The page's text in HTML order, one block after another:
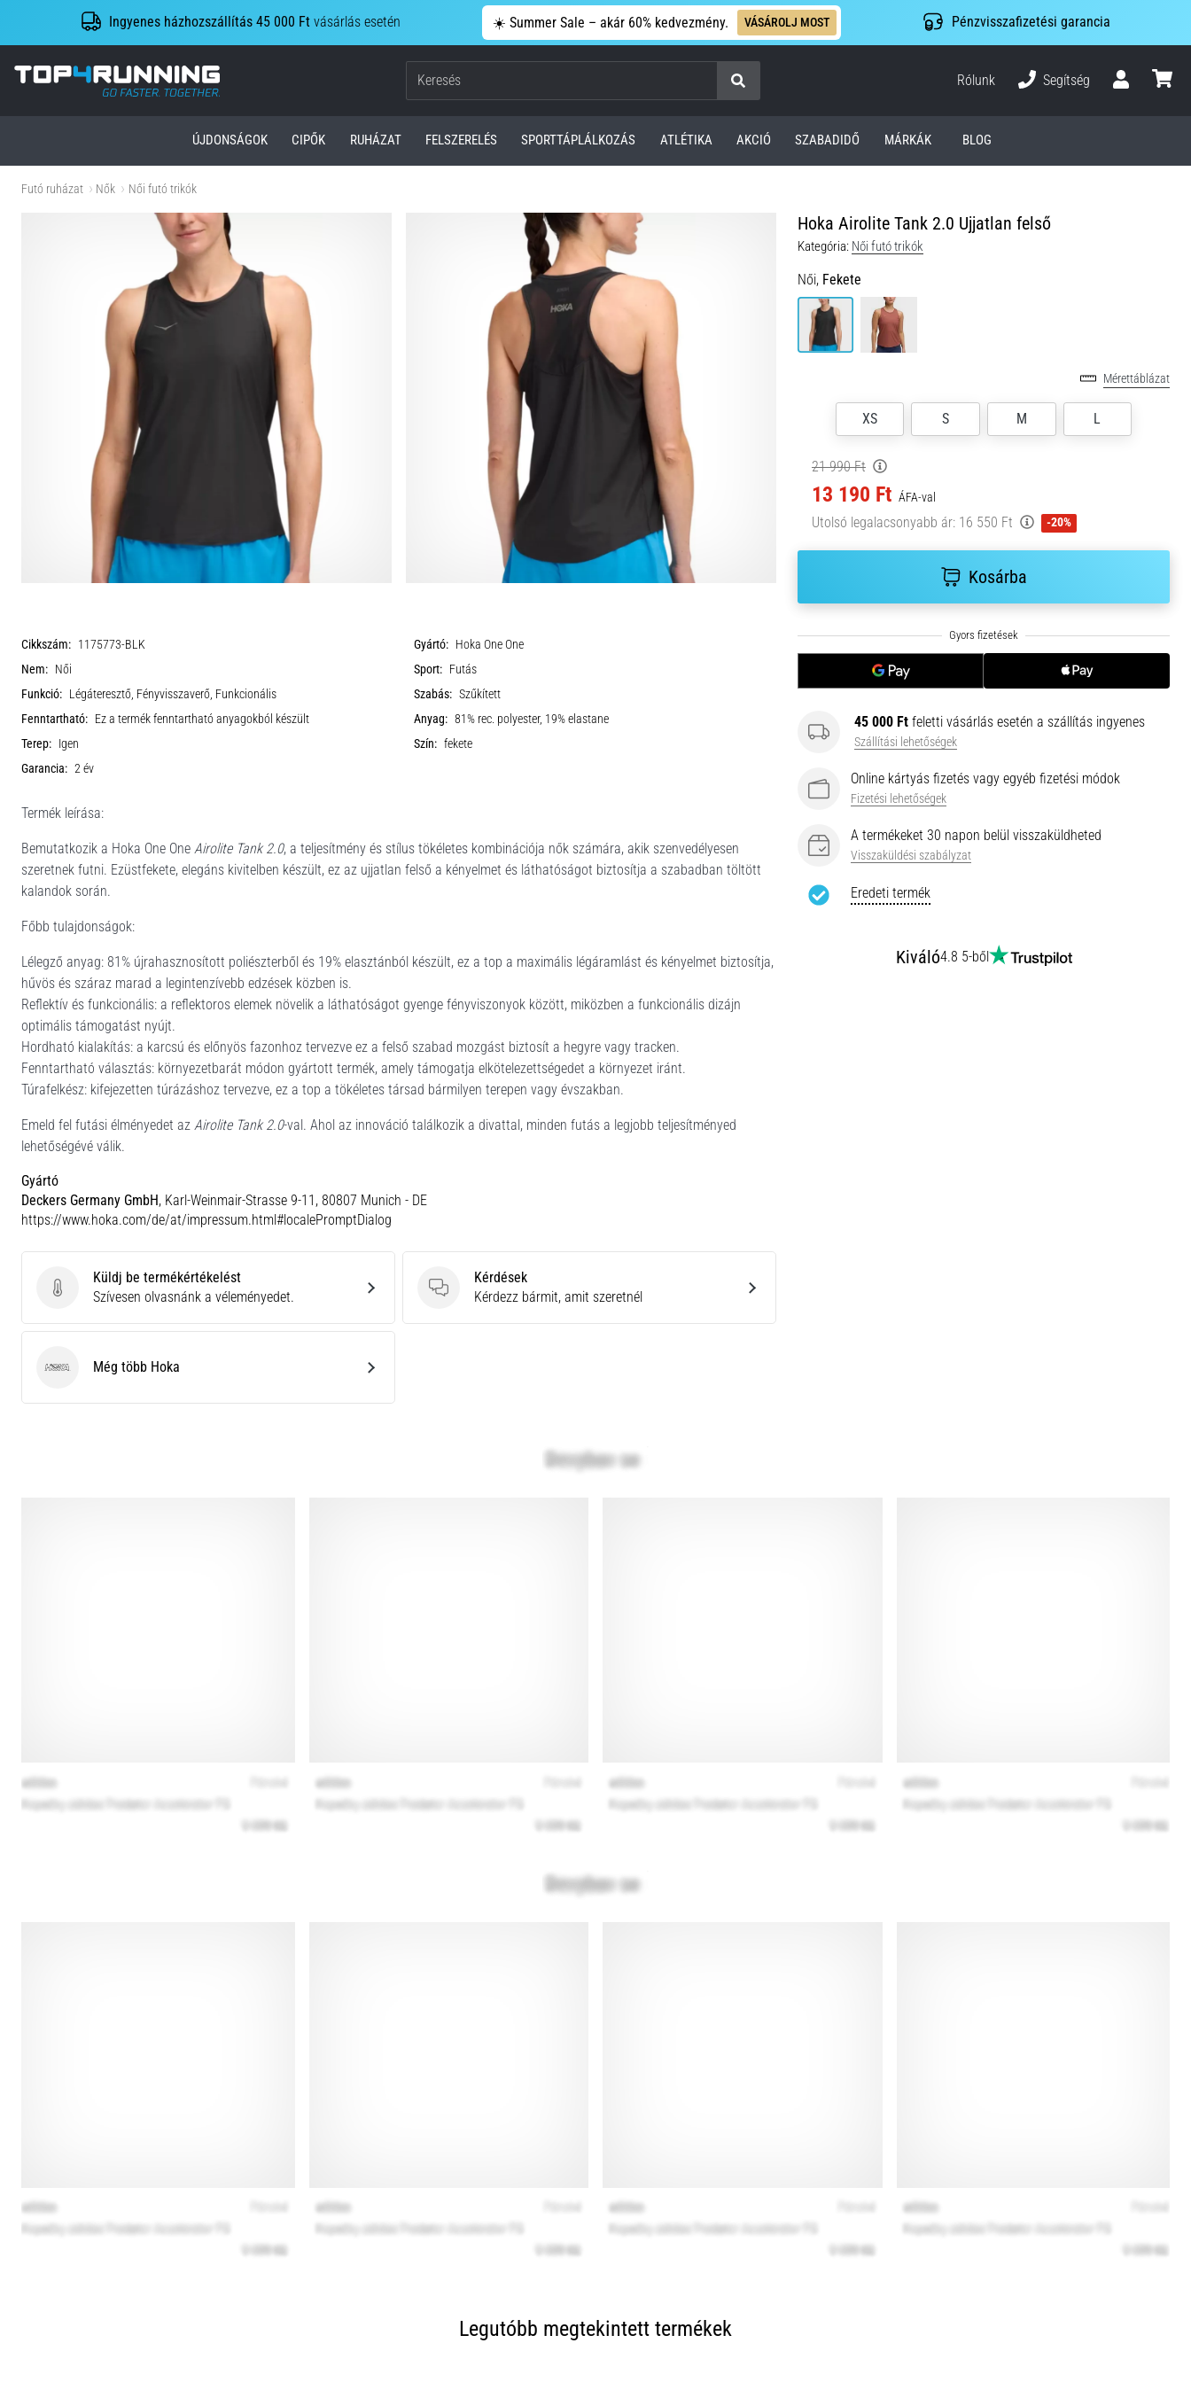
Ingyenes házhozszállítás 45 000 Ft vásárlás esetén ☀️ Summer Sale – akár 60% kedvezmény. VÁSÁROLJ MOST Pénzvisszafizetési garancia
Top4Running.hu
Keresés
Rólunk
Segítség
ÚJDONSÁGOK CIPŐK RUHÁZAT FELSZERELÉS SPORTTÁPLÁLKOZÁS ATLÉTIKA AKCIÓ SZABADIDŐ MÁRKÁK BLOG
Futó ruházat Nők Női futó trikók
Hoka Airolite Tank 2.0 Ujjatlan felső
Kategória: Női futó trikók
Női, Fekete
Mérettáblázat
XS S M L
21 990 Ft
13 190 Ft ÁFA-val
Utolsó legalacsonyabb ár: 16 550 Ft -20%
Kosárba
45 000 Ft feletti vásárlás esetén a szállítás ingyenes
Szállítási lehetőségek
Online kártyás fizetés vagy egyéb fizetési módok
Fizetési lehetőségek
A termékeket 30 napon belül visszaküldheted
Visszaküldési szabályzat
Eredeti termék
Kiváló4.8 5-ből
Cikkszám: 1175773-BLK Gyártó: Hoka One One
Nem: Női Sport: Futás
Funkció: Légáteresztő, Fényvisszaverő, Funkcionális Szabás: Szűkített
Fenntartható: Ez a termék fenntartható anyagokból készült Anyag: 81% rec. polyester, 19% elastane
Terep: Igen Szín: fekete
Garancia: 2 év
Termék leírása:
Bemutatkozik a Hoka One One Airolite Tank 2.0, a teljesítmény és stílus tökéletes kombinációja nők számára, akik szenvedélyesen
szeretnek futni. Ezüstfekete, elegáns kivitelben készült, ez az ujjatlan felső a kényelmet és láthatóságot biztosítja a szabadban töltött
kalandok során.
Főbb tulajdonságok:
Lélegző anyag: 81% újrahasznosított poliészterből és 19% elasztánból készült, ez a top a maximális légáramlást és kényelmet biztosítja,
hűvös és száraz marad a legintenzívebb edzések közben is.
Reflektív és funkcionális: a reflektoros elemek növelik a láthatóságot gyenge fényviszonyok között, miközben a funkcionális dizájn
optimális támogatást nyújt.
Hordható kialakítás: a karcsú és előnyös fazonhoz tervezve ez a felső szabad mozgást biztosít a hegyre vagy tracken.
Fenntartható választás: környezetbarát módon gyártott termék, amely támogatja elkötelezettségedet a környezet iránt.
Túrafelkész: kifejezetten túrázáshoz tervezve, ez a top a tökéletes társad bármilyen terepen vagy évszakban.
Emeld fel futási élményedet az Airolite Tank 2.0-val. Ahol az innováció találkozik a divattal, minden futás a legjobb teljesítményed
lehetőségévé válik.
Gyártó
Deckers Germany GmbH, Karl-Weinmair-Strasse 9-11, 80807 Munich - DE
https://www.hoka.com/de/at/impressum.html#localePromptDialog
Küldj be termékértékelést
Küldj be termékértékelést
Szívesen olvasnánk a véleményedet.
Kérdések
Kérdések
Kérdezz bármit, amit szeretnél
Hoka Még több Hoka
Legutóbb megtekintett termékek